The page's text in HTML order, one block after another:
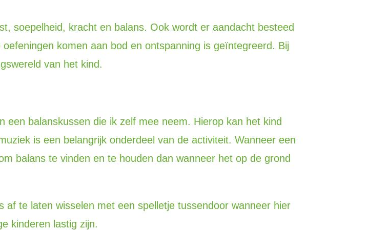
soepelheid, kracht en balans. Ook wordt er aandacht besteed
komen aan bod en ontspanning is geïntegreerd. Bij
van het kind.
balanskussen die ik zelf mee neem. Hierop kan het kind
is een belangrijk onderdeel van de activiteit. Wanneer een
balans te vinden en te houden dan wanneer het op de grond
te laten wisselen met een spelletje tussendoor wanneer hier
kinderen lastig zijn.